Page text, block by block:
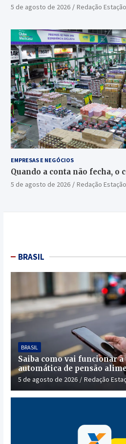
5 de agosto de 2026 Redação
EMPRESAS E NEGÓCIOS
Quando a conta não fecha, o
5 de agosto de 2026 Redação
BRASIL
BRASIL
Saiba como vai funcionar
automática de pensão
Pensão”
5 de agosto de 2026 Redação